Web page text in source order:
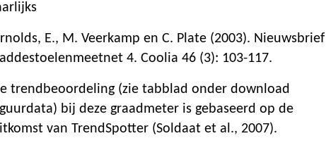
E., M. Veerkamp en C. Plate (2003). Nieuwsbrief
4. Coolia 46 (3): 103-117.
trendbeoordeling (zie tabblad onder download
bij deze graadmeter is gebaseerd op de
van TrendSpotter (Soldaat et al., 2007).